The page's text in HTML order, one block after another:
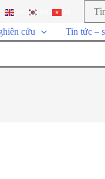
cứu Tin tức –